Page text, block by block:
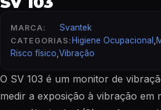
MARCA: Svantek
CATEGORIAS: Higiene Ocupacional ,
Risco físico,Vibração
O SV 103 é um monitor de
medir a exposição à vibração em